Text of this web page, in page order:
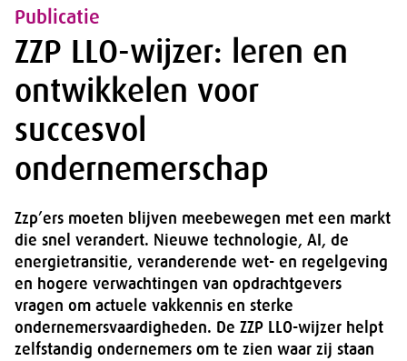
Publicatie
ZZP LLO-wijzer: leren en
ontwikkelen voor
succesvol
ondernemerschap
Zzp’ers moeten blijven meebewegen met een markt
die snel verandert. Nieuwe technologie, AI, de
energietransitie, veranderende wet- en regelgeving
en hogere verwachtingen van opdrachtgevers
vragen om actuele vakkennis en sterke
ondernemersvaardigheden. De ZZP LLO-wijzer helpt
zelfstandig ondernemers om te zien waar zij staan